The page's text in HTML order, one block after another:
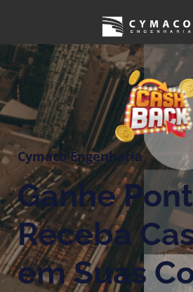
Cymaco Engenharia
Ganhe
Receba
em Suas